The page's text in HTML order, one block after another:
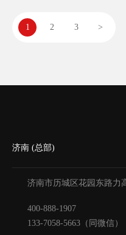
1 2 3 >
济南 (总部)
济南市历城区花园东路力
400-888-1907
133-7058-5663（同微信）